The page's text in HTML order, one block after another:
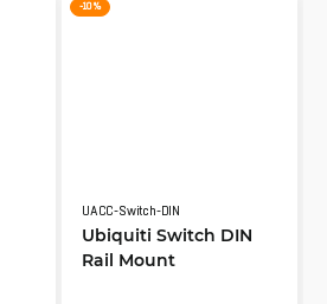
-10 %
UACC-Switch-DIN
Ubiquiti Switch DIN
Rail Mount